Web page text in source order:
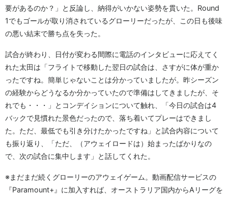
要があるのか？」と反論し、納得がいかない姿勢を貫いた。Round
1でもゴールが取り消されているグローリーだったが、この日も後味
の悪い結末で勝ち点を失った。
試合が終わり、日付が変わる間際に電話のインタビューに応えてく
れた太田は「フライトで移動した翌日の試合は、さすがに体が重か
ったですね。簡単じゃないことは分かっていましたが。昨シーズン
の経験からどうなるか分かっていたので準備はしてきましたが、そ
れでも・・・」とコンデイションについて触れ、「今日の試合は4
バックで見慣れた景色だったので、落ち着いてプレーはできまし
た。ただ、最低でも引き分けたかったですね」と試合内容について
も振り返り、「ただ、（アウェイロードは）始まったばかりなの
で、次の試合に集中します」と話してくれた。
※まだまだ続くグローリーのアウェイゲーム。動画配信サービスの
『Paramount+』に加入すれば、オーストラリア国内からAリーグを